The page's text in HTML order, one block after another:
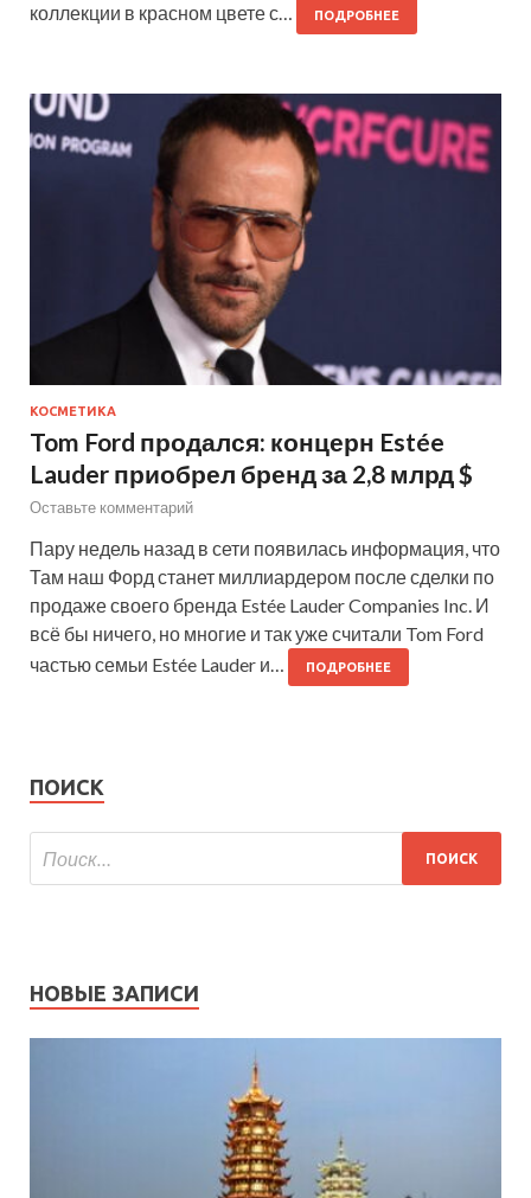
коллекции в красном цвете с…
ПОДРОБНЕЕ
КОСМЕТИКА
Tom Ford продался: концерн Estée
Lauder приобрел бренд за 2,8 млрд $
Оставьте комментарий
Пару недель назад в сети появилась информация, что
Там наш Форд станет миллиардером после сделки по
продаже своего бренда Estée Lauder Companies Inc. И
всё бы ничего, но многие и так уже считали Tom Ford
частью семьи Estée Lauder и…
ПОДРОБНЕЕ
ПОИСК
НОВЫЕ ЗАПИСИ